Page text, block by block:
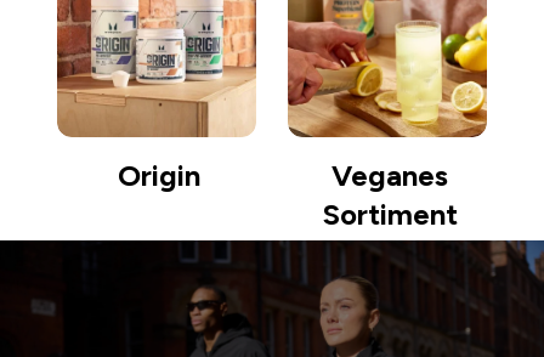
Origin
Veganes
Sortiment